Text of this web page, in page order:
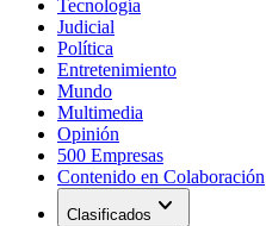
Tecnología
Judicial
Política
Entretenimiento
Mundo
Multimedia
Opinión
500 Empresas
Contenido en Colaboración
Clasificados expand_more